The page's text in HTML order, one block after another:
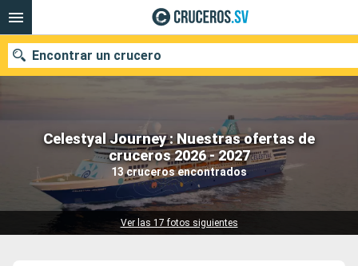
Celestyal Journey : Nuestras ofertas de
cruceros 2026 - 2027
13 cruceros encontrados
Ver las 17 fotos siguientes
Encontrar un crucero
Nuestros destinos
Fecha de salida